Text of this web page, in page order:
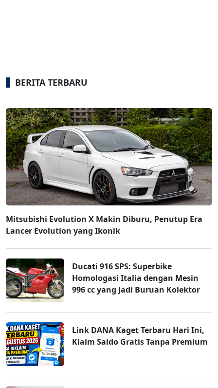
BERITA TERBARU
Mitsubishi Evolution X Makin Diburu, Penutup Era
Lancer Evolution yang Ikonik
Ducati 916 SPS: Superbike
Homologasi Italia dengan Mesin
996 cc yang Jadi Buruan Kolektor
Link DANA Kaget Terbaru Hari Ini,
Klaim Saldo Gratis Tanpa Premium